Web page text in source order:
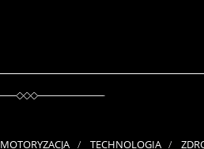
MOTORYZACJA TECHNOLOGIA